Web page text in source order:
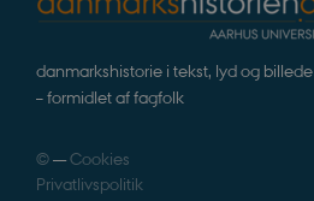
danmarkshistorie i tekst, lyd og billede
– formidlet af fagfolk
©—Cookies
Privatlivspolitik